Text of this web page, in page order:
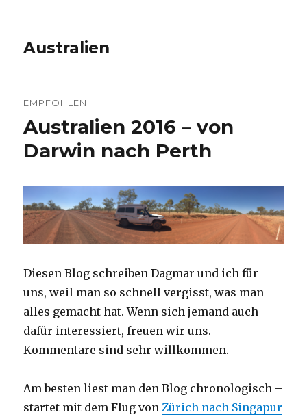
Australien
EMPFOHLEN
Australien 2016 – von
Darwin nach Perth
Diesen Blog schreiben Dagmar und ich für
uns, weil man so schnell vergisst, was man
alles gemacht hat. Wenn sich jemand auch
dafür interessiert, freuen wir uns.
Kommentare sind sehr willkommen.
Am besten liest man den Blog chronologisch –
startet mit dem Flug vonZürich nach Singapur